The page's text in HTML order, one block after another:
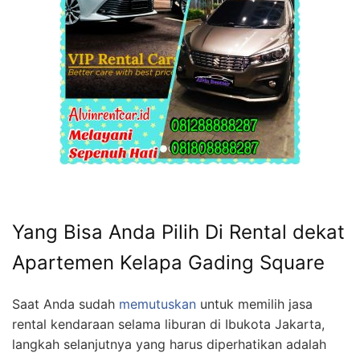
Yang Bisa Anda Pilih Di Rental dekat
Apartemen Kelapa Gading Square
Saat Anda sudah memutuskan untuk memilih jasa
rental kendaraan selama liburan di Ibukota Jakarta,
langkah selanjutnya yang harus diperhatikan adalah